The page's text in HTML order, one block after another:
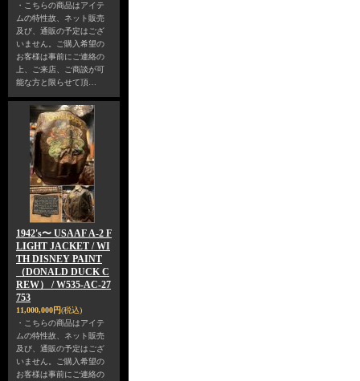
・こちらの商品はアイテ
ムの特性故、ネット販売
及び、通販の予定はござ
いません。ご購入希望の
お客様は事前にご連絡の
上、ご来店、ご商談が可
能な方と限らせて頂…
1942's〜 USAAF A-2 F
LIGHT JACKET / WI
TH DISNEY PAINT
（DONALD DUCK C
REW） / W535-AC-27
753
11,000,000円(税込)
・こちらの商品はアイテ
ムの特性故、ネット販売
及び、通販の予定はござ
いません。ご購入希望の
お客様は事前にご連絡の